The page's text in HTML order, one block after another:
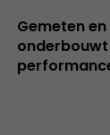
Gemeten
onderbouwt